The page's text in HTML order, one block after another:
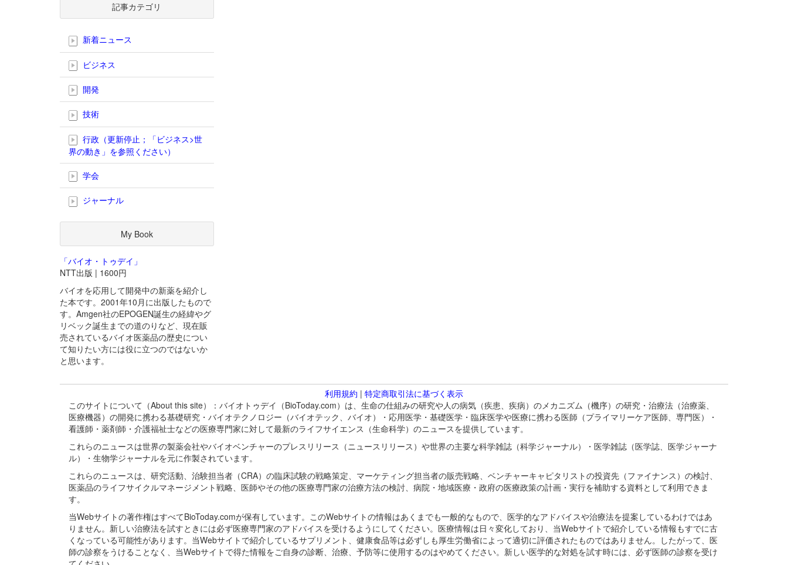
記事カテゴリ
新着ニュース
ビジネス
開発
技術
行政（更新停止；「ビジネス>世
界の動き」を参照ください）
学会
ジャーナル
My Book
「バイオ・トゥデイ」
NTT出版 | 1600円
バイオを応用して開発中の新薬を紹介し
た本です。2001年10月に出版したもので
す。Amgen社のEPOGEN誕生の経緯やグ
リベック誕生までの道のりなど、現在販
売されているバイオ医薬品の歴史につい
て知りたい方には役に立つのではないか
と思います。
利用規約 | 特定商取引法に基づく表示
このサイトについて（About this site）：バイオトゥデイ（BioToday.com）は、生命の仕組みの研究や人の病気（疾患、疾病）のメカニズム（機序）の研究・治療法（治療薬、
医療機器）の開発に携わる基礎研究・バイオテクノロジー（バイオテック、バイオ）・応用医学・基礎医学・臨床医学や医療に携わる医師（プライマリーケア医師、専門医）・
看護師・薬剤師・介護福祉士などの医療専門家に対して最新のライフサイエンス（生命科学）のニュースを提供しています。
これらのニュースは世界の製薬会社やバイオベンチャーのプレスリリース（ニュースリリース）や世界の主要な科学雑誌（科学ジャーナル）・医学雑誌（医学誌、医学ジャーナ
ル）・生物学ジャーナルを元に作製されています。
これらのニュースは、研究活動、治験担当者（CRA）の臨床試験の戦略策定、マーケティング担当者の販売戦略、ベンチャーキャピタリストの投資先（ファイナンス）の検討、
医薬品のライフサイクルマネージメント戦略、医師やその他の医療専門家の治療方法の検討、病院・地域医療・政府の医療政策の計画・実行を補助する資料として利用できま
す。
当Webサイトの著作権はすべてBioToday.comが保有しています。このWebサイトの情報はあくまでも一般的なもので、医学的なアドバイスや治療法を提案しているわけではあ
りません。新しい治療法を試すときには必ず医療専門家のアドバイスを受けるようにしてください。医療情報は日々変化しており、当Webサイトで紹介している情報もすでに古
くなっている可能性があります。当Webサイトで紹介しているサプリメント、健康食品等は必ずしも厚生労働省によって適切に評価されたものではありません。したがって、医
師の診察をうけることなく、当Webサイトで得た情報をご自身の診断、治療、予防等に使用するのはやめてください。新しい医学的な対処を試す時には、必ず医師の診察を受け